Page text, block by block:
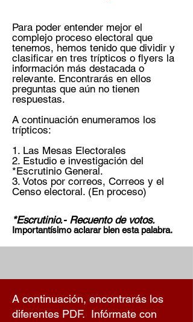
Para poder entender mejor el
complejo proceso electoral que
tenemos, hemos tenido que dividir y
clasificar en tres trípticos o flyers la
información más destacada o
relevante. Encontrarás en ellos
preguntas que aún no tienen
respuestas.
A continuación enumeramos los
trípticos:
1. Las Mesas Electorales
2. Estudio e investigación del
*Escrutinio General.
3. Votos por correos, Correos y el
Censo electoral. (En proceso)
*Escrutinio.- Recuento de votos.
Importantísimo aclarar bien esta palabra.
A continuación, encontrarás los
diferentes PDF. Infórmate con